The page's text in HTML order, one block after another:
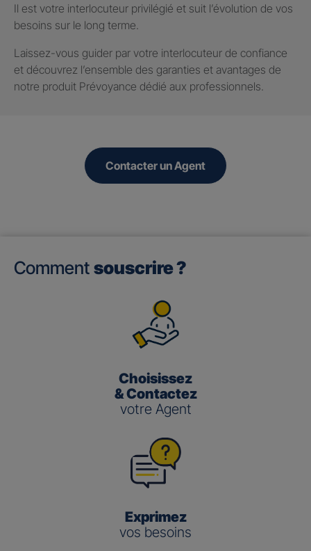
Il est votre interlocuteur privilégié et suit l’évolution de vos
besoins sur le long terme.
Laissez-vous guider par votre interlocuteur de confiance
et découvrez l’ensemble des garanties et avantages de
notre produit Prévoyance dédié aux professionnels.
Contacter un Agent
Comment souscrire ?
Choisissez
& Contactez
votre Agent
Exprimez
vos besoins